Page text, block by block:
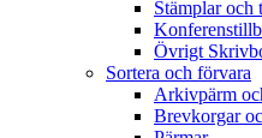
Stämplar och
Övrigt
Sortera och förvara
Arkivpärm
Brevkorgar